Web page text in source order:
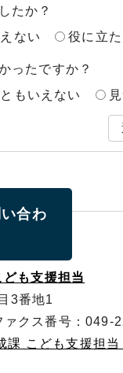
たか？
ない 役に立
ったですか？
もいえない
合わ
も支援担当
3番地1
クス番号：049-
課 こども支援担